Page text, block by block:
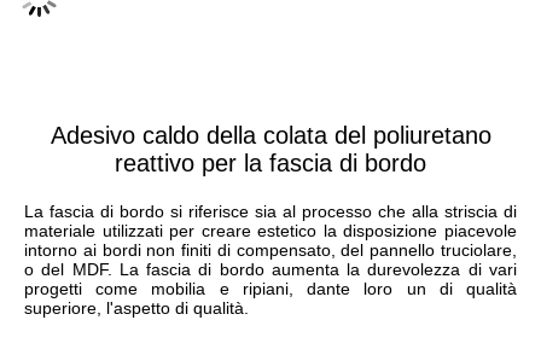
Adesivo caldo della colata del poliuretano
reattivo per la fascia di bordo
La fascia di bordo si riferisce sia al processo che alla striscia di
materiale utilizzati per creare estetico la disposizione piacevole
intorno ai bordi non finiti di compensato, del pannello truciolare,
o del MDF. La fascia di bordo aumenta la durevolezza di vari
progetti come mobilia e ripiani, dante loro un di qualità
superiore, l'aspetto di qualità.